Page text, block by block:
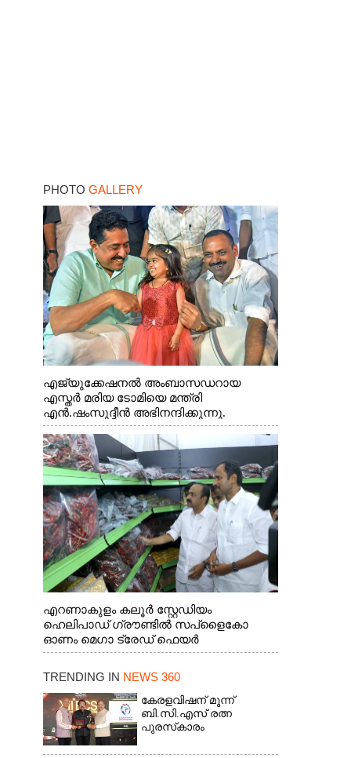
PHOTO GALLERY
എജ്യുക്കേഷനൽ അംബാസഡറായ
എസ്തർ മരിയ ടോമിയെ മന്ത്രി
എൻ.ഷംസുദ്ദീൻ അഭിനന്ദിക്കുന്നു.
എറണാകുളം കലൂർ സ്റ്റേഡിയം
ഹെലിപാഡ് ഗ്രൗണ്ടിൽ സപ്ളൈകോ
ഓണം മെഗാ ട്രേഡ് ഫെയർ
സംസ്ഥാനതല ഉദ്ഘാടനം നിർവഹിച്ച്
സതീശൻ. മന്ത്രി അനൂപ് ജേക്കബ് സമീപം
TRENDING IN NEWS 360
കേരളവിഷന് മൂന്ന്
ബി.സി.എസ് രത്ന
പുരസ്‌കാരം